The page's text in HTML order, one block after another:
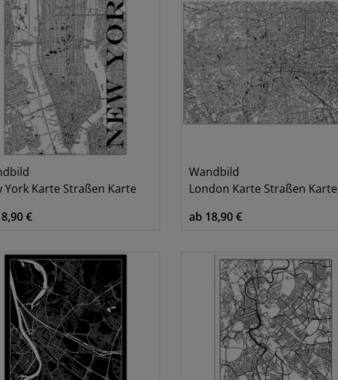
New York 16
Paris 1
Pferde 2
Portrait 6
Raubkatzen 3
Rom 2
San Francisco
York Karte Straßen Karte
€
Wandbild
London Karte Straßen Karte
ab 18,90 €